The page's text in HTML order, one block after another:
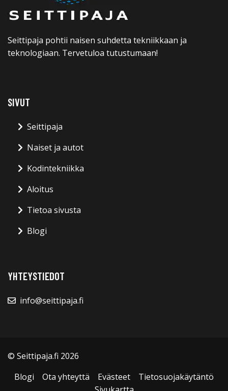
Seittipaja pohtii naisen suhdetta tekniikkaan ja
teknologiaan. Tervetuloa tutustumaan!
SIVUT
Seittipaja
Naiset ja autot
Kodintekniikka
Aloitus
Tietoa sivusta
Blogi
YHTEYSTIEDOT
info@seittipaja.fi
© Seittipaja.fi 2026
Blogi
Ota yhteyttä Evästeet
Tietosuojakäytäntö